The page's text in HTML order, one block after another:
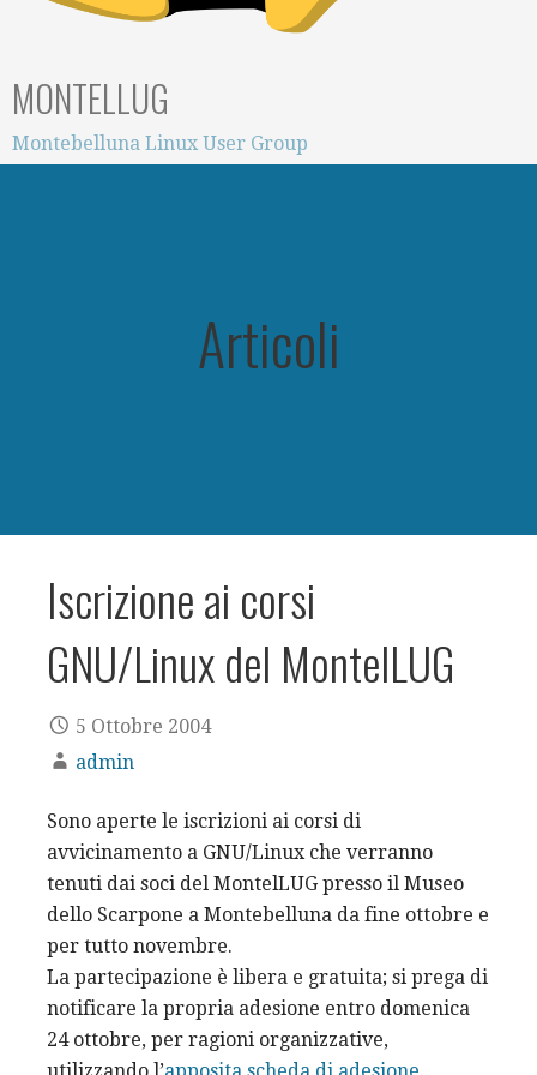
MONTELLUG
Montebelluna Linux User Group
Articoli
Iscrizione ai corsi
GNU/Linux del MontelLUG
5 Ottobre 2004
admin
Sono aperte le iscrizioni ai corsi di
avvicinamento a GNU/Linux che verranno
tenuti dai soci del MontelLUG presso il Museo
dello Scarpone a Montebelluna da fine ottobre e
per tutto novembre.
La partecipazione è libera e gratuita; si prega di
notificare la propria adesione entro domenica
24 ottobre, per ragioni organizzative,